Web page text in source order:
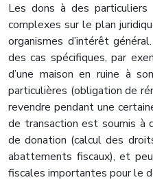
Les dons à des
complexes sur le plan
organismes d’intérêt
des cas spécifiques, par
d’une maison en ruine à
particulières (obligation de
revendre pendant une
de transaction est soumis à
de donation (calcul des
abattements fiscaux), et
fiscales importantes pour le